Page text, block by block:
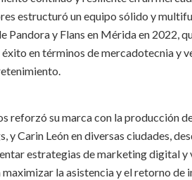
estructuró un equipo sólido y
Pandora y Flans en Mérida en 2022,
en términos de mercadotecnia y
reforzó su marca con la producción
y Carin León en diversas ciudades,
estrategias de marketing digital y
la asistencia y el retorno de